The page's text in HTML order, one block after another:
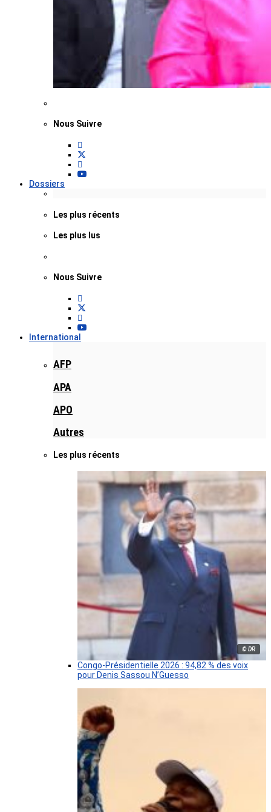
Nous Suivre
Dossiers
Les plus récents
Les plus lus
Nous Suivre
International
AFP
APA
APO
Autres
Les plus récents
© DR
Congo-Présidentielle 2026 : 94,82 % des voix
pour Denis Sassou N’Guesso